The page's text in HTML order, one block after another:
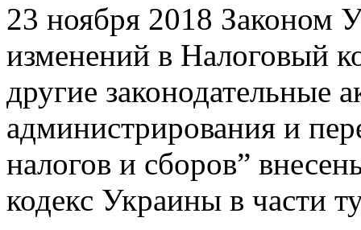
23 ноября 2018 Законом
изменений в Налоговый
другие
администрирования и
налогов и сборов”
кодекс Украины в части